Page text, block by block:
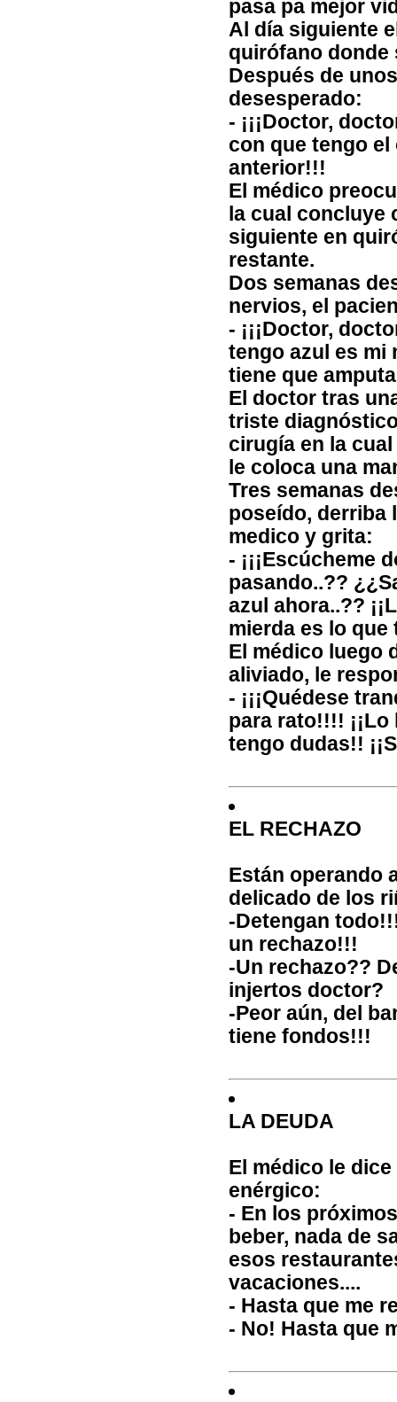
pasa pa mejor
Al día siguiente
quirófano donde
Después de
desesperado:
- ¡¡¡Doctor,
con que tengo
anterior!!!
El médico
la cual concluye
siguiente en
restante.
Dos semanas
nervios, el
- ¡¡¡Doctor,
tengo azul es mi
tiene que
El doctor tras
triste
cirugía en la
le coloca una
Tres semanas
poseído, derriba
medico y grita:
- ¡¡¡Escúcheme
pasando..??
azul ahora..??
mierda es lo que
El médico luego
aliviado, le
- ¡¡¡Quédese
para rato!!!!
tengo dudas!!
EL RECHAZO
Están operando
delicado de los
-Detengan
un rechazo!!!
-Un rechazo??
injertos doctor?
-Peor aún, del
tiene fondos!!!
LA DEUDA
El médico le
enérgico:
- En los
beber, nada de
esos
vacaciones....
- Hasta que me
- No! Hasta que